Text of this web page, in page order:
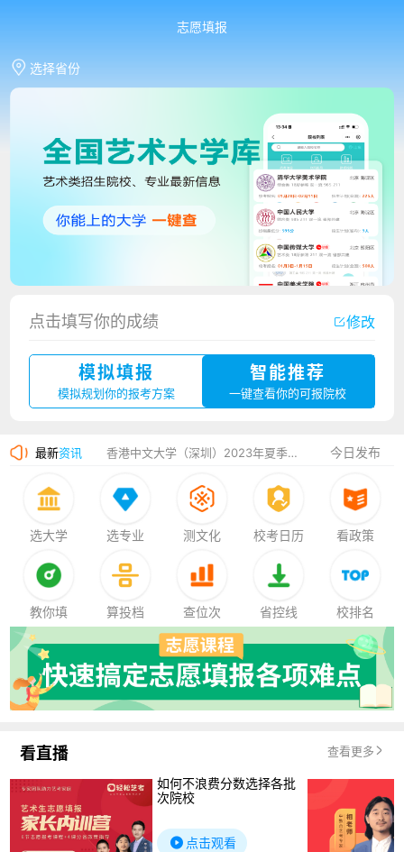
志愿填报
选择省份
点击填写你的成绩 修改
模拟填报
模拟规划你的报考方案
智能推荐
一键查看你的可报院校
最新资讯
广州华立科技职业学院2023年夏季高考招生简章
香港中文大学（深圳）2023年夏季高考招生简章
厦门大学嘉庚学院2023年艺术类招生简章
今日发布
选大学 选专业 测文化 校考日历 看政策
教你填 算投档 查位次 省控线 校排名
看直播 查看更多
如何不浪费分数选择各批
次院校
点击观看